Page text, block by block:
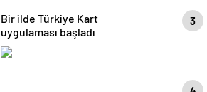
Bir ilde Türkiye Kart
uygulaması başladı
3